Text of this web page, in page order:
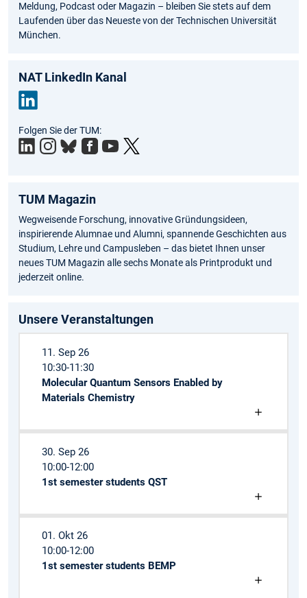
Meldung, Podcast oder Magazin – bleiben Sie stets auf dem
Laufenden über das Neueste von der Technischen Universität
München.
NAT LinkedIn Kanal
edIn
Folgen Sie der TUM:
TUM Magazin
Wegweisende Forschung, innovative Gründungsideen,
inspirierende Alumnae und Alumni, spannende Geschichten aus
Studium, Lehre und Campusleben – das bietet Ihnen unser
neues TUM Magazin alle sechs Monate als Printprodukt und
jederzeit online.
Unsere Veranstaltungen
11. Sep 26
10:30-11:30
Molecular Quantum Sensors Enabled by
Materials Chemistry
30. Sep 26
10:00-12:00
1st semester students QST
01. Okt 26
10:00-12:00
1st semester students BEMP